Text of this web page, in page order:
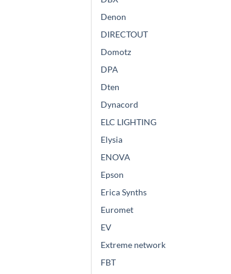
Denon
DIRECTOUT
Domotz
DPA
Dten
Dynacord
ELC LIGHTING
Elysia
ENOVA
Epson
Erica Synths
Euromet
EV
Extreme network
FBT